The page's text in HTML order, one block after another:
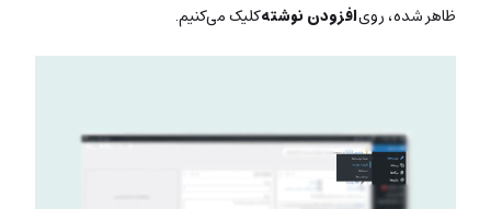
ظاهر شده، رویافزودن نوشتهکلیک می‌کنیم.